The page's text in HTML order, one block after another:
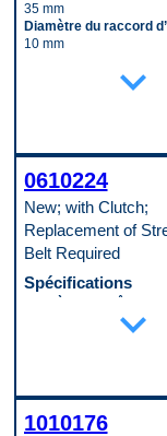
35 mm
Diamètre du raccord
10 mm
expand_more
0610224
New; with Clutch;
Replacement of
Belt Required
Spécifications
Diamètre de lèvre de
d’aspiration
expand_more
1010176